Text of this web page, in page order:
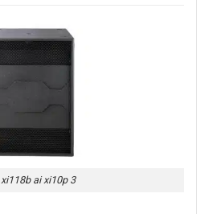
ai xi10p 3